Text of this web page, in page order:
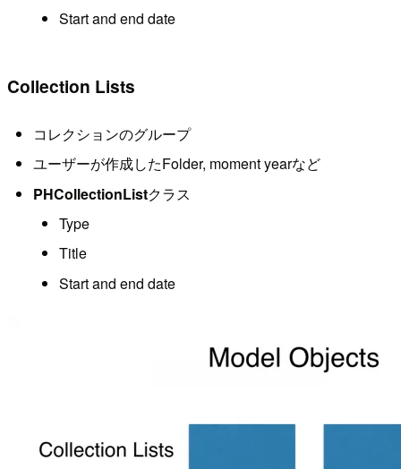
Start and end date
Collection Lists
コレクションのグループ
ユーザーが作成したFolder, moment yearなど
PHCollectionListクラス
Type
Title
Start and end date